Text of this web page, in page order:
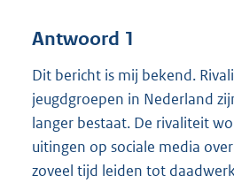
Antwoord 1
Dit bericht is mij bekend.
jeugdgroepen in Nederland
langer bestaat. De rivaliteit
uitingen op sociale media
zoveel tijd leiden tot